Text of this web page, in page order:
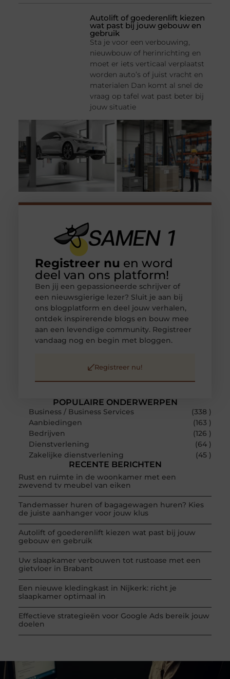
Autolift of goederenlift kiezen
wat past bij jouw gebouw en
gebruik
Sta je voor een verbouwing,
nieuwbouw of herinrichting en
moet er iets verticaal verplaatst
worden auto’s of juist vracht en
materialen Dan komt al snel de
vraag op tafel wat past beter bij
jouw situatie
POPULAIRE ONDERWERPEN
Business / Business Services
(338 )
Aanbiedingen
(163 )
Bedrijven
(126 )
Dienstverlening
(64 )
Zakelijke dienstverlening
(45 )
RECENTE BERICHTEN
Rust en ruimte in de woonkamer met een
zwevend tv meubel van eiken
Tandemasser huren of bagagewagen huren? Kies
de juiste aanhanger voor jouw klus
Autolift of goederenlift kiezen wat past bij jouw
gebouw en gebruik
Uw slaapkamer verbouwen tot rustoase met een
gietvloer in Brabant
Een nieuwe kledingkast in Nijkerk: richt je
slaapkamer optimaal in
Effectieve strategieën voor Google Ads bereik jouw
doelen
Registreer nu en word
deel van ons platform!
Ben jij een gepassioneerde schrijver of
een nieuwsgierige lezer? Sluit je aan bij
ons blogplatform en deel jouw verhalen,
ontdek inspirerende blogs en bouw mee
aan een levendige community. Registreer
vandaag nog en begin met bloggen.
Registreer nu!